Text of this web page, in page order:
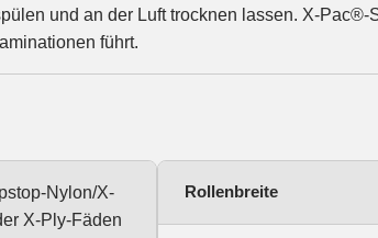
und an der Luft trocknen lassen. X-
führt.
Nylon/X-
X-Ply-Fäden
Rollenbreite